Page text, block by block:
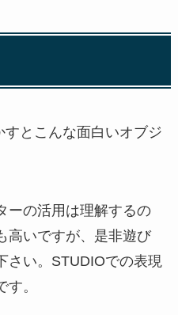
とこんな面白いオブジ
ーの活用は理解するの
高いですが、是非遊び
さい。STUDIOでの表現
。